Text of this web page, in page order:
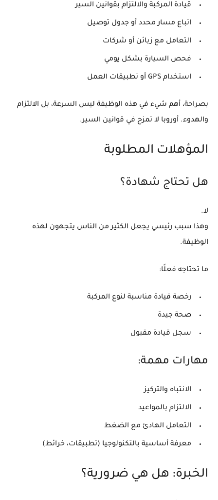
قيادة المركبة والالتزام بقوانين السير
اتباع مسار محدد أو جدول توصيل
التعامل مع زبائن أو شركات
فحص السيارة بشكل يومي
استخدام GPS أو تطبيقات العمل
بصراحة، أهم شيء في هذه الوظيفة ليس السرعة، بل الالتزام
والهدوء. أوروبا لا تمزح في قوانين السير.
المؤهلات المطلوبة
هل تحتاج شهادة؟
لا.
وهذا سبب رئيسي يجعل الكثير من الناس يتجهون لهذه
الوظيفة.
ما تحتاجه فعلًا:
رخصة قيادة مناسبة لنوع المركبة
صحة جيدة
سجل قيادة مقبول
مهارات مهمة:
الانتباه والتركيز
الالتزام بالمواعيد
التعامل الهادئ مع الضغط
معرفة أساسية بالتكنولوجيا (تطبيقات، خرائط)
الخبرة: هل هي ضرورية؟